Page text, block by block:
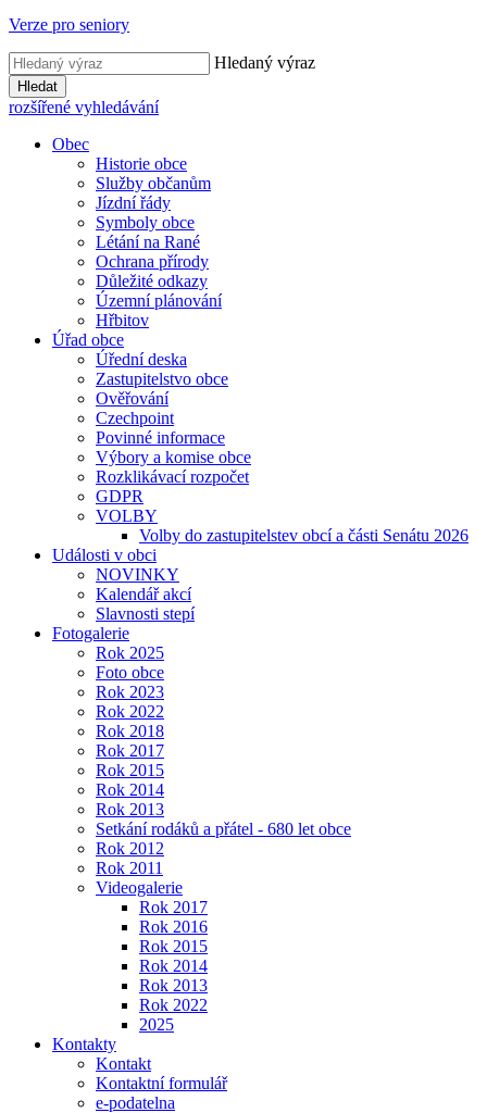
Verze pro seniory
Hledaný výraz
Hledat
rozšířené vyhledávání
Obec
Historie obce
Služby občanům
Jízdní řády
Symboly obce
Létání na Rané
Ochrana přírody
Důležité odkazy
Územní plánování
Hřbitov
Úřad obce
Úřední deska
Zastupitelstvo obce
Ověřování
Czechpoint
Povinné informace
Výbory a komise obce
Rozklikávací rozpočet
GDPR
VOLBY
Volby do zastupitelstev obcí a části Senátu 2026
Události v obci
NOVINKY
Kalendář akcí
Slavnosti stepí
Fotogalerie
Rok 2025
Foto obce
Rok 2023
Rok 2022
Rok 2018
Rok 2017
Rok 2015
Rok 2014
Rok 2013
Setkání rodáků a přátel - 680 let obce
Rok 2012
Rok 2011
Videogalerie
Rok 2017
Rok 2016
Rok 2015
Rok 2014
Rok 2013
Rok 2022
2025
Kontakty
Kontakt
Kontaktní formulář
e-podatelna